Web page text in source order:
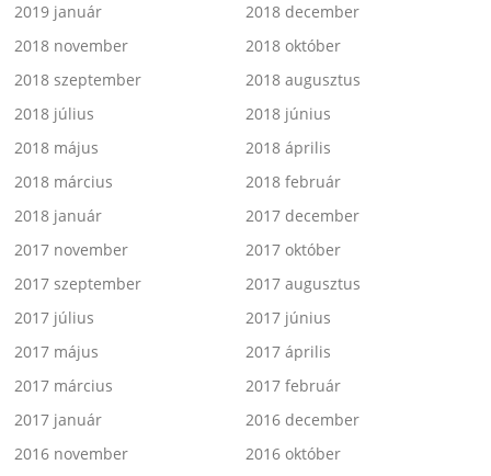
2019 január
2018 december
2018 november
2018 október
2018 szeptember
2018 augusztus
2018 július
2018 június
2018 május
2018 április
2018 március
2018 február
2018 január
2017 december
2017 november
2017 október
2017 szeptember
2017 augusztus
2017 július
2017 június
2017 május
2017 április
2017 március
2017 február
2017 január
2016 december
2016 november
2016 október